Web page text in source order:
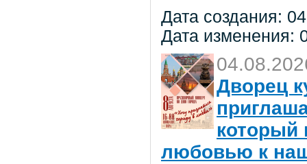
Дата создания:
Дата изменения:
Дворец
который
любовью к